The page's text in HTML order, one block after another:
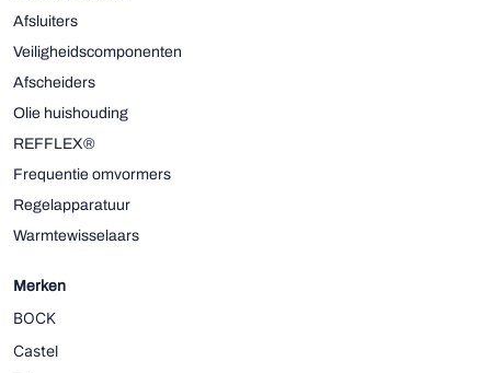
Afsluiters
Veiligheidscomponenten
Afscheiders
Olie huishouding
REFFLEX®
Frequentie omvormers
Regelapparatuur
Warmtewisselaars
Merken
BOCK
Castel